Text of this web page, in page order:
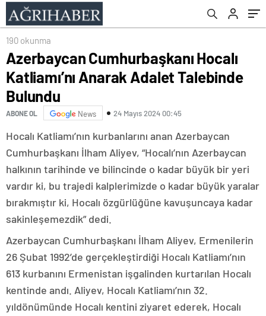
190 okunma
Azerbaycan Cumhurbaşkanı Hocalı
Katliamı’nı Anarak Adalet Talebinde
Bulundu
ABONE OL News 24 Mayıs 2024 00:45
Hocalı Katliamı’nın kurbanlarını anan Azerbaycan
Cumhurbaşkanı İlham Aliyev, “Hocalı’nın Azerbaycan
halkının tarihinde ve bilincinde o kadar büyük bir yeri
vardır ki, bu trajedi kalplerimizde o kadar büyük yaralar
bırakmıştır ki, Hocalı özgürlüğüne kavuşuncaya kadar
sakinleşemezdik” dedi.
Azerbaycan Cumhurbaşkanı İlham Aliyev, Ermenilerin
26 Şubat 1992’de gerçekleştirdiği Hocalı Katliamı’nın
613 kurbanını Ermenistan işgalinden kurtarılan Hocalı
kentinde andı. Aliyev, Hocalı Katliamı’nın 32.
yıldönümünde Hocalı kentini ziyaret ederek, Hocalı